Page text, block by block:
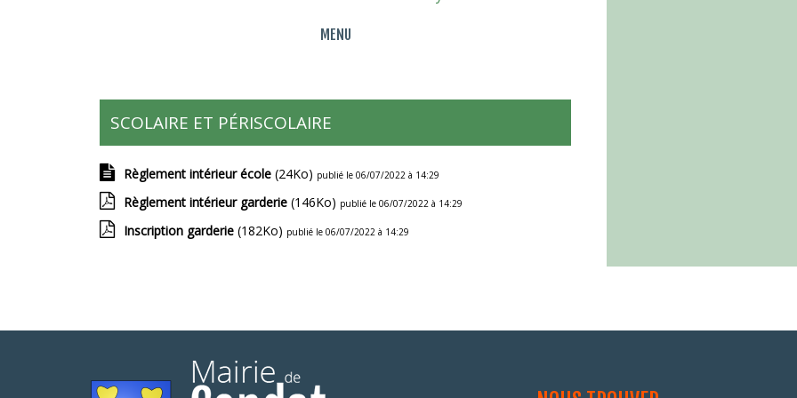
MENU
SCOLAIRE ET PÉRISCOLAIRE
Règlement intérieur école (24Ko) publié le 06/07/2022 à 14:29
Règlement intérieur garderie (146Ko) publié le 06/07/2022 à 14:29
Inscription garderie (182Ko) publié le 06/07/2022 à 14:29